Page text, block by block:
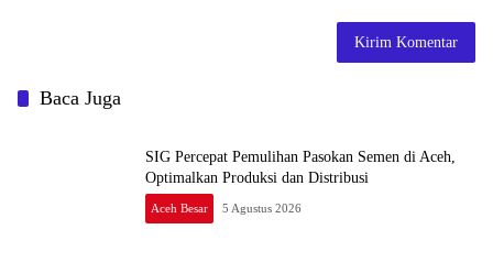
Baca Juga
SIG Percepat Pemulihan Pasokan Semen di Aceh,
Optimalkan Produksi dan Distribusi
Aceh Besar 5 Agustus 2026